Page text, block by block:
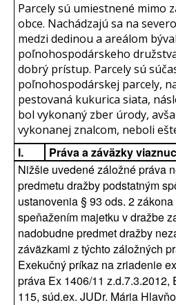
Parcely sú umiestnené mimo
obce. Nachádzajú sa na
medzi dedinou a areálom
poľnohospodárskeho
dobrý prístup. Parcely sú
poľnohospodárskej parcely,
pestovaná kukurica siata,
bol vykonaný zber úrody,
vykonanej znalcom, neboli
I.
Práva a záväzky
Nižšie uvedené záložné práva
predmetu dražby podstatným
ustanovenia § 93 ods. 2
speňažením majetku v dražbe
nadobudne predmet dražby
záväzkami z týchto záložných
Exekučný príkaz na zriadenie
práva Ex 1406/11
115, súd.ex. JUDr. Mária